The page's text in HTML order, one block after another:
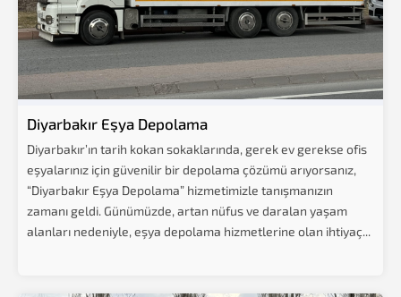
Diyarbakır Eşya Depolama
Diyarbakır’ın tarih kokan sokaklarında, gerek ev gerekse ofis
eşyalarınız için güvenilir bir depolama çözümü arıyorsanız,
“Diyarbakır Eşya Depolama” hizmetimizle tanışmanızın
zamanı geldi. Günümüzde, artan nüfus ve daralan yaşam
alanları nedeniyle, eşya depolama hizmetlerine olan ihtiyaç...